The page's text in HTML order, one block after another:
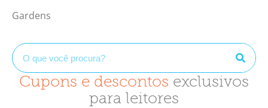
Gardens
Cupons e descontos exclusivos
para leitores